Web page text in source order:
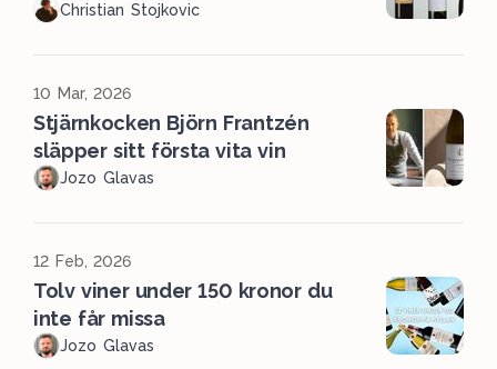
Christian Stojkovic
10 Mar, 2026
Stjärnkocken Björn Frantzén
släpper sitt första vita vin
Jozo Glavas
12 Feb, 2026
Tolv viner under 150 kronor du
inte får missa
Jozo Glavas